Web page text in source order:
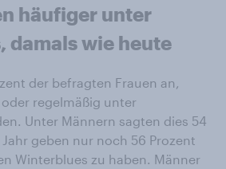
häufiger unter
damals wie heute
der befragten Frauen an,
regelmäßig unter
Unter Männern sagten dies 54
geben nur noch 56 Prozent
Winterblues zu haben. Männer